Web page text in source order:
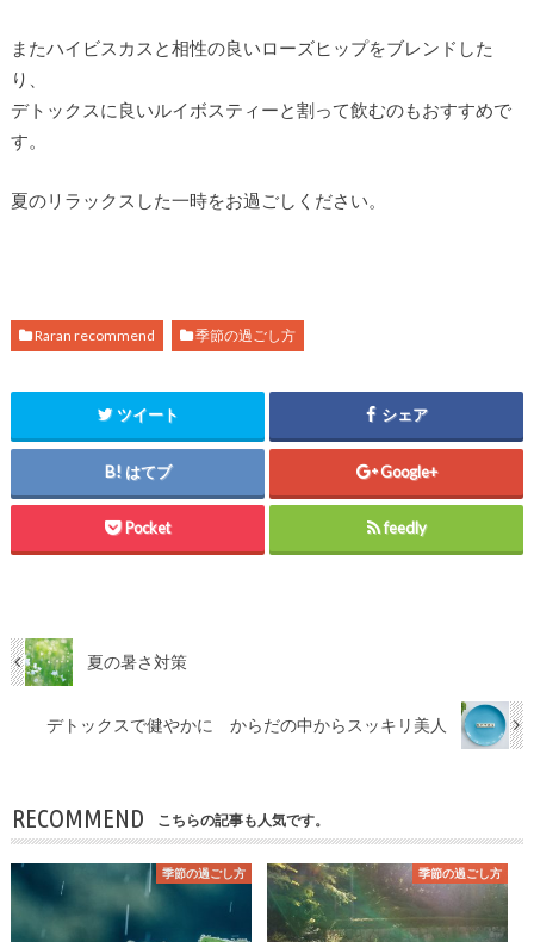
またハイビスカスと相性の良いローズヒップをブレンドした
り、
デトックスに良いルイボスティーと割って飲むのもおすすめで
す。
夏のリラックスした一時をお過ごしください。
Raran recommend 季節の過ごし方
ツイート シェア
はてブ Google+
Pocket feedly
夏の暑さ対策
デトックスで健やかに からだの中からスッキリ美人
RECOMMEND こちらの記事も人気です。
季節の過ごし方 季節の過ごし方